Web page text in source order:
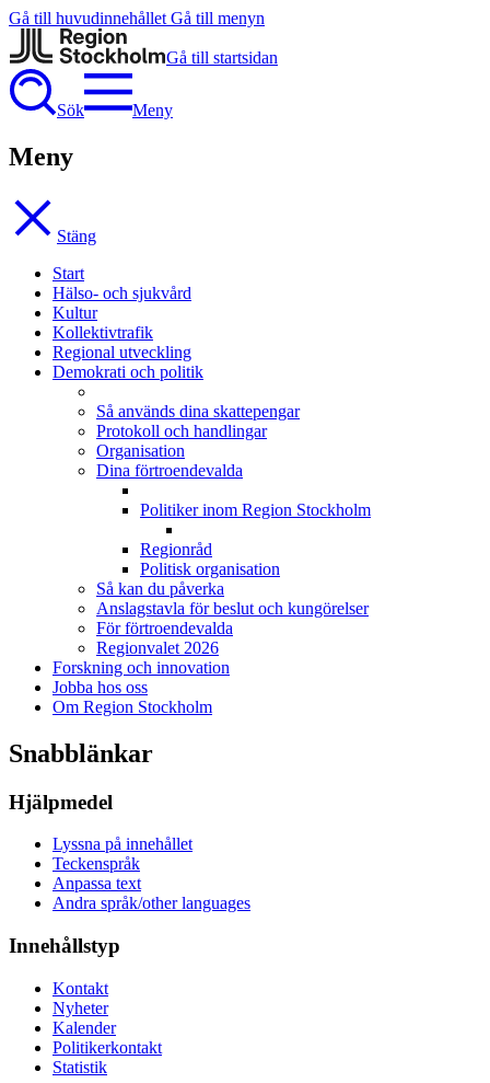
Gå till huvudinnehållet Gå till menyn
Gå till startsidan
Sök Meny
Meny
Stäng
Start
Hälso- och sjukvård
Kultur
Kollektivtrafik
Regional utveckling
Demokrati och politik
Så används dina skattepengar
Protokoll och handlingar
Organisation
Dina förtroendevalda
Politiker inom Region Stockholm
Regionråd
Politisk organisation
Så kan du påverka
Anslagstavla för beslut och kungörelser
För förtroendevalda
Regionvalet 2026
Forskning och innovation
Jobba hos oss
Om Region Stockholm
Snabblänkar
Hjälpmedel
Lyssna på innehållet
Teckenspråk
Anpassa text
Andra språk/other languages
Innehållstyp
Kontakt
Nyheter
Kalender
Politikerkontakt
Statistik